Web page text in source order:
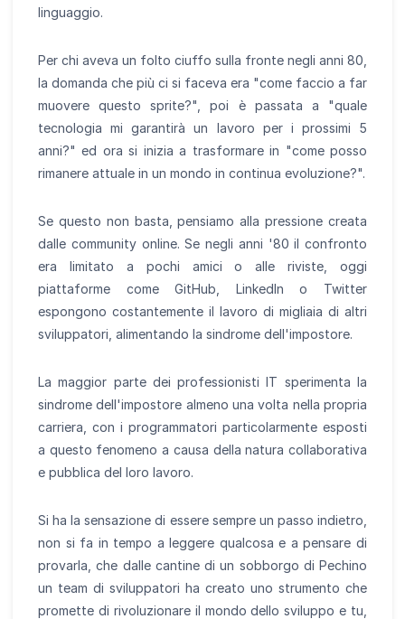
linguaggio.
Per chi aveva un folto ciuffo sulla fronte negli anni 80,
la domanda che più ci si faceva era "come faccio a far
muovere questo sprite?", poi è passata a "quale
tecnologia mi garantirà un lavoro per i prossimi 5
anni?" ed ora si inizia a trasformare in "come posso
rimanere attuale in un mondo in continua evoluzione?".
Se questo non basta, pensiamo alla pressione creata
dalle community online. Se negli anni '80 il confronto
era limitato a pochi amici o alle riviste, oggi
piattaforme come GitHub, LinkedIn o Twitter
espongono costantemente il lavoro di migliaia di altri
sviluppatori, alimentando la sindrome dell'impostore.
La maggior parte dei professionisti IT sperimenta la
sindrome dell'impostore almeno una volta nella propria
carriera, con i programmatori particolarmente esposti
a questo fenomeno a causa della natura collaborativa
e pubblica del loro lavoro.
Si ha la sensazione di essere sempre un passo indietro,
non si fa in tempo a leggere qualcosa e a pensare di
provarla, che dalle cantine di un sobborgo di Pechino
un team di sviluppatori ha creato uno strumento che
promette di rivoluzionare il mondo dello sviluppo e tu,